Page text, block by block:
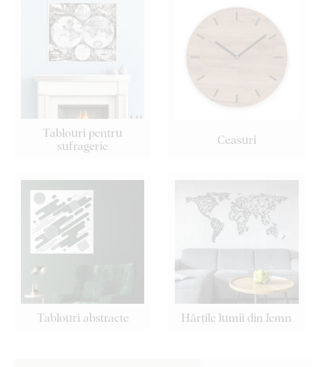
Tablouri pentru
sufragerie
Ceasuri
Tablouri abstracte Hărțile lumii din lemn